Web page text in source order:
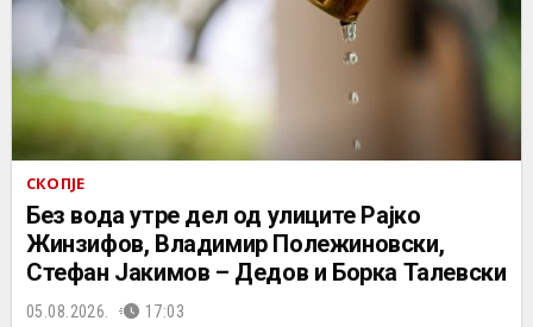
СКОПЈЕ
Без вода утре дел од улиците Рајко
Жинзифов, Владимир Полежиновски,
Стефан Јакимов – Дедов и Борка Талевски
05.08.2026. 17:03